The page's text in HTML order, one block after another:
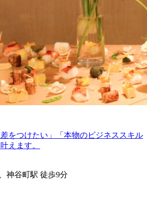
差をつけたい」「本物のビジネススキル
えます。
神谷町駅 徒歩9分